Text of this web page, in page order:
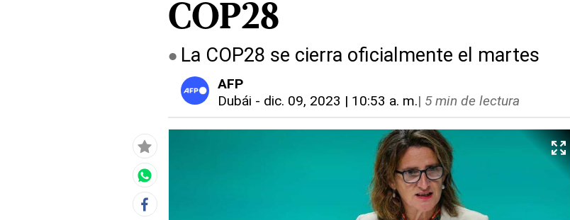
COP28
La COP28 se cierra oficialmente el martes
AFP
Dubái - dic. 09, 2023 | 10:53 a. m.| 5 min de lectura